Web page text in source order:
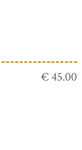
€ 45.00